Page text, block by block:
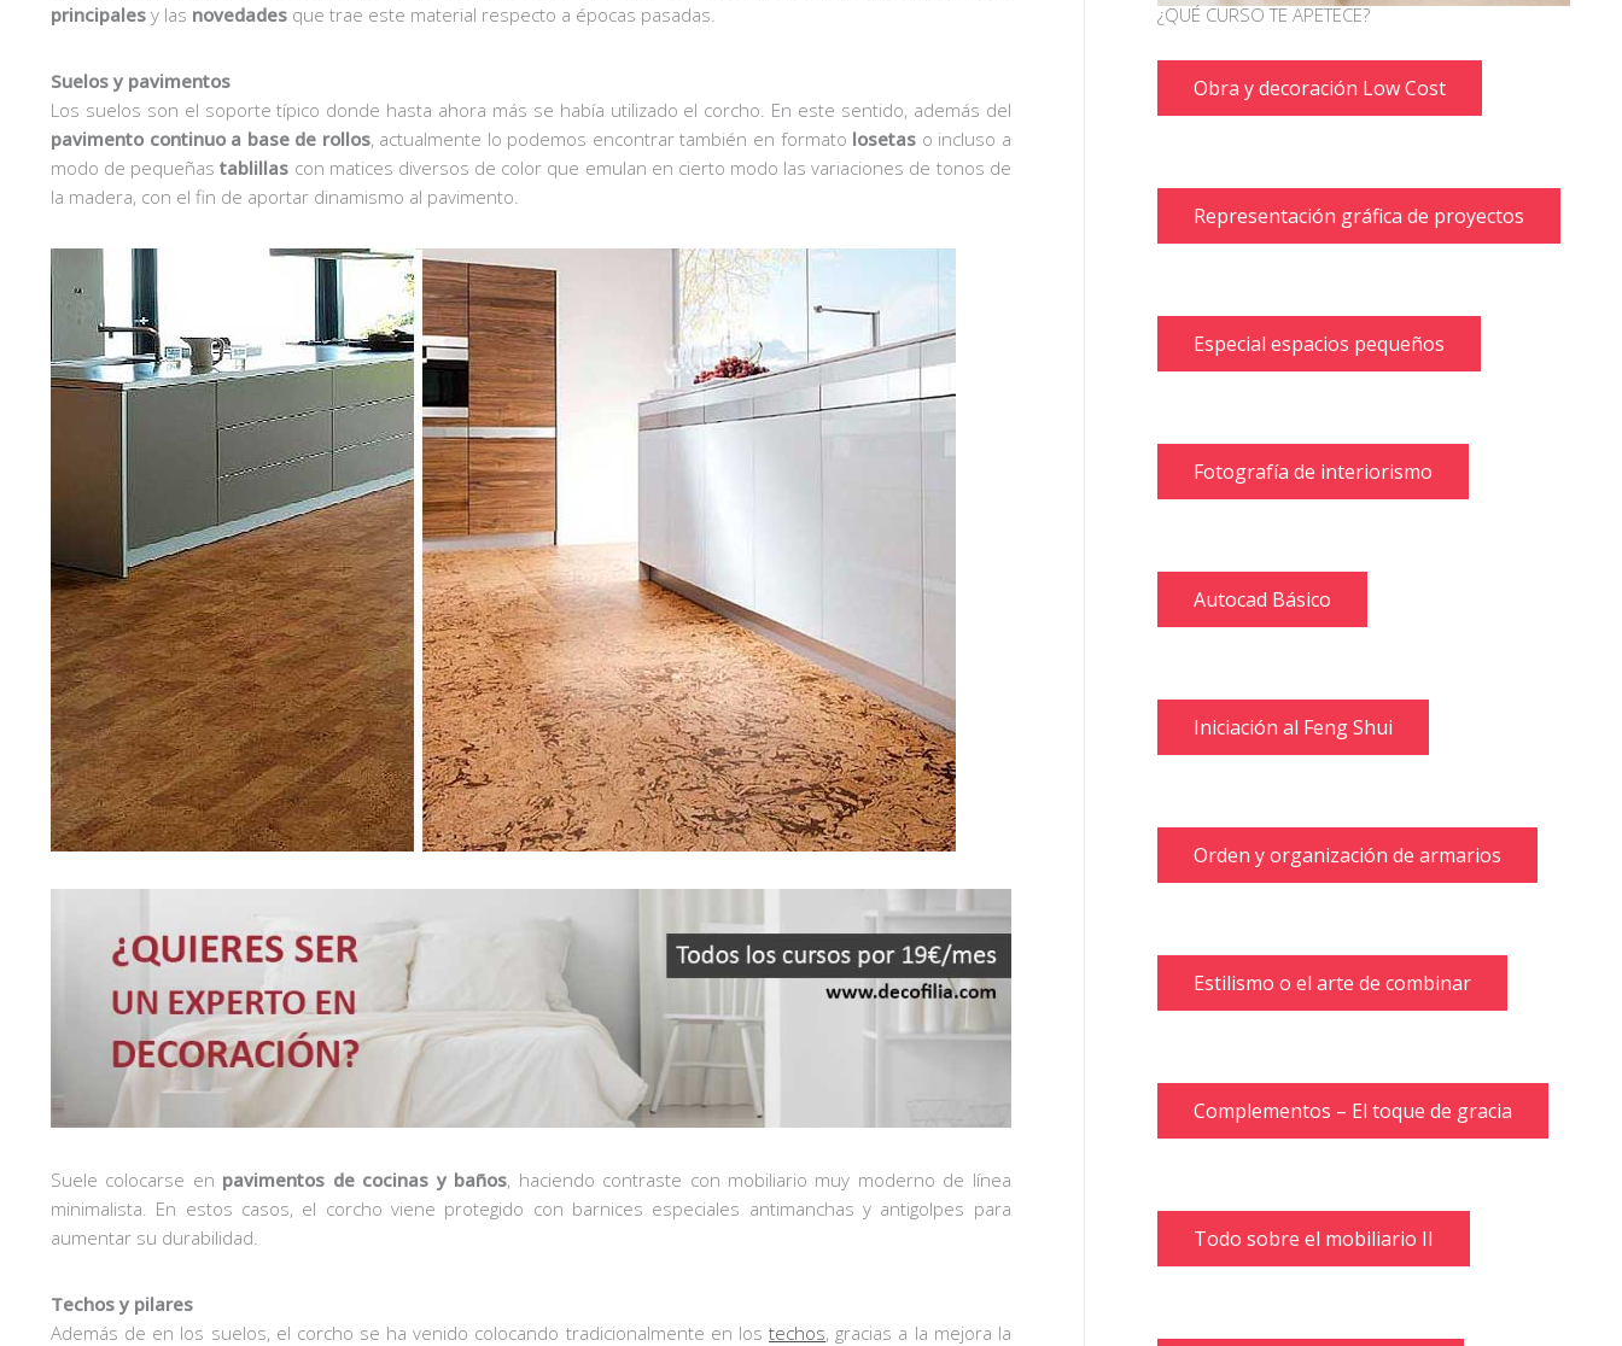
principales y las novedades que trae este material respecto a épocas pasadas.
Suelos y pavimentos
Los suelos son el soporte típico donde hasta ahora más se había utilizado el corcho. En este sentido, además del
pavimento continuo a base de rollos, actualmente lo podemos encontrar también en formato losetas o incluso a
modo de pequeñastablillas con matices diversos de color que emulan en cierto modo las variaciones de tonos de
la madera, con el fin de aportar dinamismo al pavimento.
Suele colocarse en pavimentos de cocinas y baños, haciendo contraste con mobiliario muy moderno de línea
minimalista. En estos casos, el corcho viene protegido con barnices especiales antimanchas y antigolpes para
aumentar su durabilidad.
Techos y pilares
Además de en los suelos, el corcho se ha venido colocando tradicionalmente en lostechos, gracias a la mejora la
¿QUÉ CURSO TE APETECE?
Obra y decoración Low Cost
Representación gráfica de proyectos
Especial espacios pequeños
Fotografía de interiorismo
Autocad Básico
Iniciación al Feng Shui
Orden y organización de armarios
Estilismo o el arte de combinar
Complementos – El toque de gracia
Todo sobre el mobiliario II